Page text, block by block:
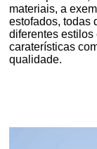
materiais, a
estofados, todas
diferentes
caraterísticas
qualidade.